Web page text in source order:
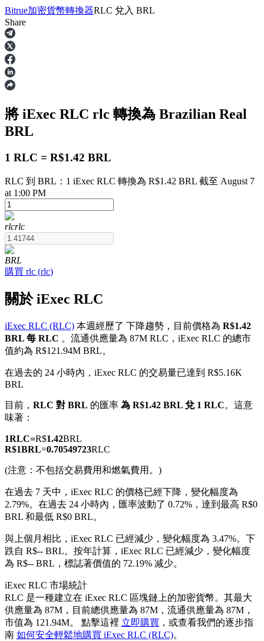
合約
USDT永續
多種以USDT結算的永續合約
幣本位永續
以數字貨幣為保證金的永續合約
TradFi
美股、外匯、貴金屬及大宗商品衍生性商品
USDC永續
多種以USDC結算的永續合約
Bitrue加密貨幣轉換器RLC 兌入 BRL
Share
將 iExec RLC rlc 轉換為 Brazilian Real
BRL
1 RLC = R$1.42 BRL
RLC 到 BRL：1 iExec RLC 轉換為 R$1.42 BRL 截至 August 7
at 1:00 PM
rlcrlc
BRL
購買 rlc (rlc)
關於 iExec RLC
iExec RLC (RLC) 本週經歷了 下降趨勢，目前價格為 R$1.42
BRL 每 RLC 。流通供應量為 87M RLC，iExec RLC 的總市
值約為 R$121.94M BRL。
在過去的 24 小時內，iExec RLC 的交易量已達到 R$5.16K
BRL
目前， RLC 對 BRL 的匯率 為 R$1.42 BRL 兌 1 RLC。這意
味著：
1RLC=R$1.42BRL
R$1BRL=0.70549723RLC
(注意：不包括交易費用和燃氣費用。)
在過去 7 天中，iExec RLC 的價格已經下降，變化幅度為
2.79%。 在過去 24 小時內，匯率波動了 0.72%，達到最高 R$0
BRL 和最低 R$0 BRL。
與上個月相比，iExec RLC 已經減少，變化幅度為 3.47%。下
跌自 R$-- BRL。 按年計算，iExec RLC 已經減少，變化幅度
為 R$-- BRL，標誌著價值的 72.19% 减少。
iExec RLC 市場統計
RLC 是一種建立在 iExec RLC 區塊鏈上的加密貨幣。其最大
供應量為 87M，目前總供應量為 87M，流通供應量為 87M，
市值為 121.94M。 點擊這裡 立即購買 ，或查看我們的逐步指
南 如何安全輕鬆地購買 iExec RLC (RLC)。